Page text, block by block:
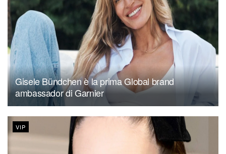
Gisele Bündchen è la prima Global brand
ambassador di Garnier
VIP